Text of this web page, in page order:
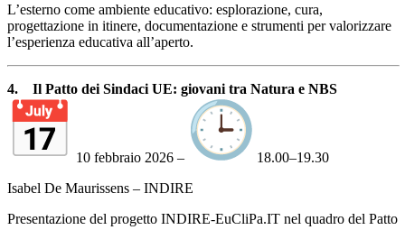
L’esterno come ambiente educativo: esplorazione, cura,
progettazione in itinere, documentazione e strumenti per valorizzare
l’esperienza educativa all’aperto.
4. Il Patto dei Sindaci UE: giovani tra Natura e NBS
10 febbraio 2026 –
18.00–19.30
Isabel De Maurissens – INDIRE
Presentazione del progetto INDIRE-EuCliPa.IT nel quadro del Patto